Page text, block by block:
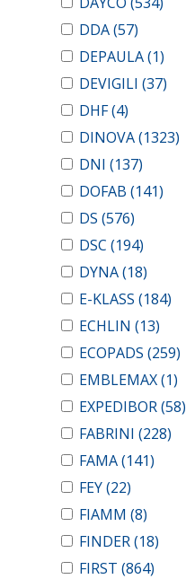
DDA(57)
DEPAULA(1)
DEVIGILI (37)
DHF(4)
DINOVA(1323)
DNI (137)
DOFAB (141)
DS (576)
DSC (194)
DYNA(18)
E-KLASS (184)
ECHLIN (13)
ECOPADS (259)
EMBLEMAX(1)
EXPEDIBOR(58)
FABRINI (228)
FAMA(141)
FEY(22)
FIAMM (8)
FINDER(18)
FIRST (864)